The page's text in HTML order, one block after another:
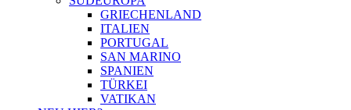
GRIECHENLAND
ITALIEN
PORTUGAL
SAN MARINO
SPANIEN
TÜRKEI
VATIKAN